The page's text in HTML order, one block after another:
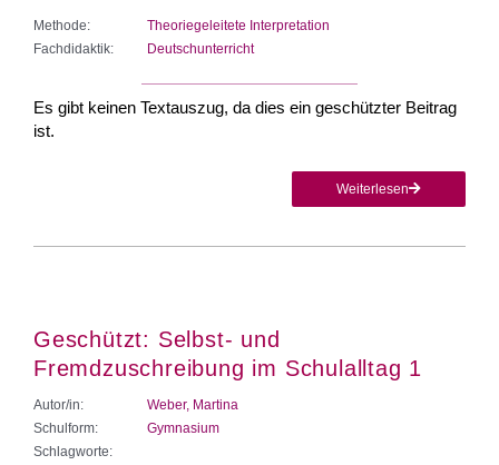
Methode:
Theoriegeleitete Interpretation
Fachdidaktik:
Deutschunterricht
Es gibt keinen Textauszug, da dies ein geschützter Beitrag
ist.
Weiterlesen
Geschützt: Selbst- und
Fremdzuschreibung im Schulalltag 1
Autor/in:
Weber, Martina
Schulform:
Gymnasium
Schlagworte: